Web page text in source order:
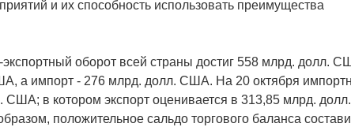
и их способность использовать преимущества
оборот всей страны достиг 558 млрд. долл.
а импорт - 276 млрд. долл. США. На 20 октября
США; в котором экспорт оценивается в 313,85 млрд. долл.
положительное сальдо торгового баланса